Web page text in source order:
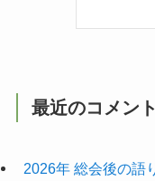
最近のコメント
2026年 総会後の語